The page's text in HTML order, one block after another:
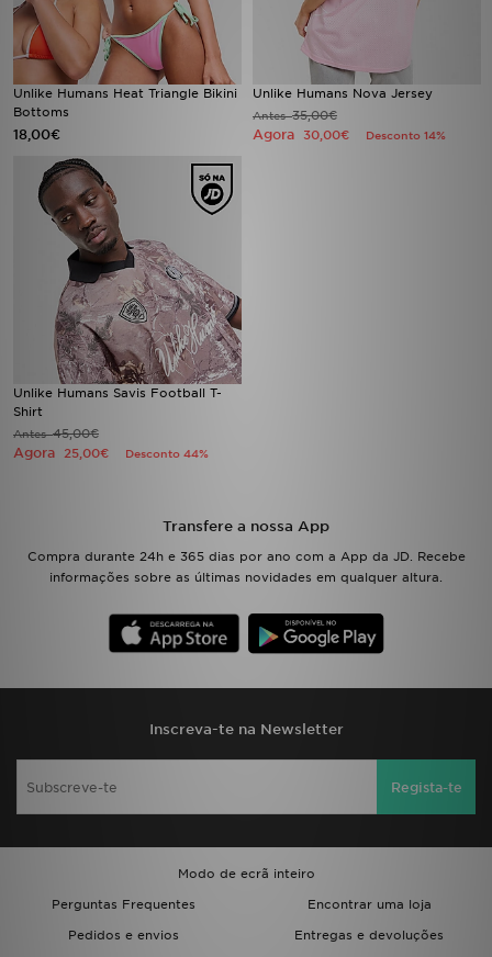
Unlike Humans Heat Triangle Bikini
Bottoms
18,00€
Unlike Humans Nova Jersey
Antes35,00€
Agora 30,00€ Desconto 14%
Unlike Humans Savis Football T-
Shirt
Antes45,00€
Agora 25,00€ Desconto 44%
Transfere a nossa App
Compra durante 24h e 365 dias por ano com a App da JD. Recebe
informações sobre as últimas novidades em qualquer altura.
Inscreva-te na Newsletter
Regista-te
Modo de ecrã inteiro
Perguntas Frequentes
Encontrar uma loja
Pedidos e envios
Entregas e devoluções
FAQs